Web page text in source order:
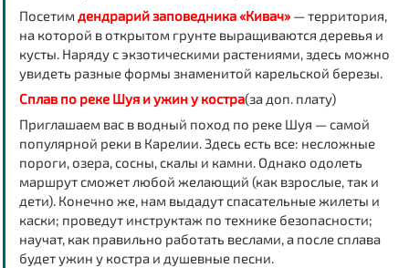
Посетимдендрарийзаповедника «Кивач»— территория,
на которой в открытом грунте выращиваются деревья и
кусты. Наряду с экзотическими растениями, здесь можно
увидеть разные формы знаменитой карельской березы.
Сплав по реке Шуя и ужин у костра(за доп. плату)
Приглашаем вас в водный поход по реке Шуя — самой
популярной реки в Карелии. Здесь есть все: несложные
пороги, озера, сосны, скалы и камни. Однако одолеть
маршрут сможет любой желающий (как взрослые, так и
дети). Конечно же, нам выдадут спасательные жилеты и
каски; проведут инструктаж по технике безопасности;
научат, как правильно работать веслами, а после сплава
будет ужин у костра и душевные песни.